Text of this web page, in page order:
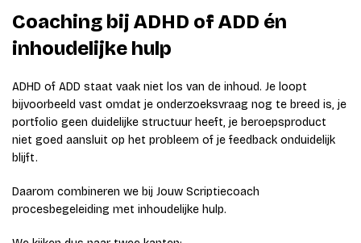
Coaching bij ADHD of ADD én
inhoudelijke hulp
ADHD of ADD staat vaak niet los van de inhoud. Je loopt
bijvoorbeeld vast omdat je onderzoeksvraag nog te breed is, je
portfolio geen duidelijke structuur heeft, je beroepsproduct
niet goed aansluit op het probleem of je feedback onduidelijk
blijft.
Daarom combineren we bij Jouw Scriptiecoach
procesbegeleiding met inhoudelijke hulp.